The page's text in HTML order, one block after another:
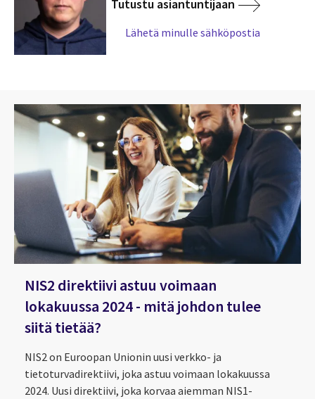
Tutustu asiantuntijaan
Lähetä minulle sähköpostia
NIS2 direktiivi astuu voimaan
lokakuussa 2024 - mitä johdon tulee
siitä tietää?
NIS2 on Euroopan Unionin uusi verkko- ja
tietoturvadirektiivi, joka astuu voimaan lokakuussa
2024. Uusi direktiivi, joka korvaa aiemman NIS1-